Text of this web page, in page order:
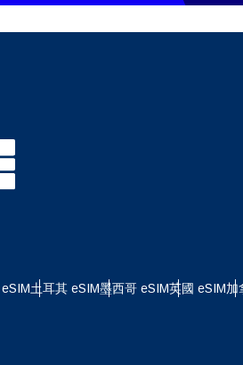
They will provide
土耳其 eSIM墨西哥 eSIM英國 eSIM加